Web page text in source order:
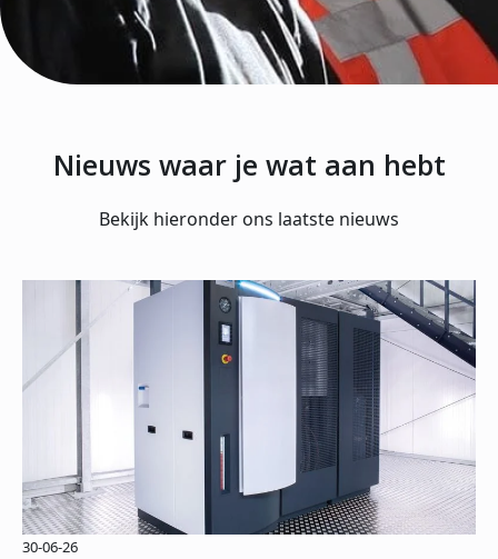
Nieuws waar je wat aan hebt
Bekijk hieronder ons laatste nieuws
30-06-26